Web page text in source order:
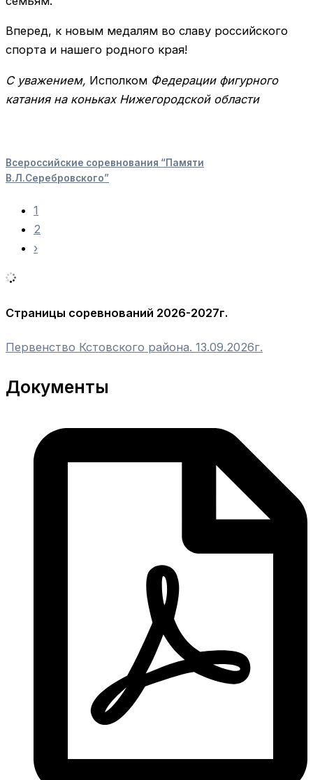
Вперед, к новым медалям во славу российского
спорта и нашего родного края!
С уважением, Исполком Федерации фигурного
катания на коньках Нижегородской области
Всероссийские соревнования “Памяти
В.Л.Серебровского”
1
2
›
Страницы соревнований 2026-2027г.
Первенство Кстовского района. 13.09.2026г.
Документы